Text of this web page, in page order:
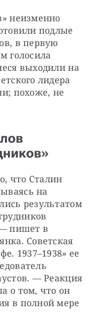
неизменно
подлые
в первую
голосила
выходили на
лидера
похоже, не
что Сталин
на
результатом
— пишет в
Советская
1937–1938» ее
— Реакция
о том, что он
в полной мере